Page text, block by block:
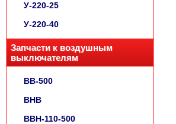
У-220-25
У-220-40
Запчасти к воздушным
выключателям
ВВ-500
ВНВ
ВВН-110-500